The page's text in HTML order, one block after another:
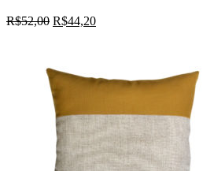
R$52,00 R$44,20